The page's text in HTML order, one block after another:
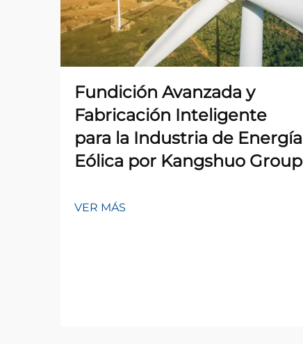
Fundición Avanzada y
Fabricación Inteligente
para la Industria de Energía
Eólica por Kangshuo Group
VER MÁS